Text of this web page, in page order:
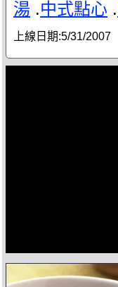
湯 .中式點心 .
上線日期:5/31/2007